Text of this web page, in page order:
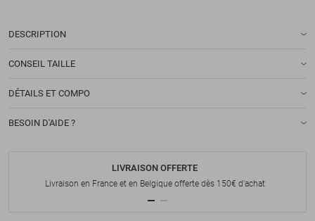
DESCRIPTION
CONSEIL TAILLE
DÉTAILS ET COMPO
BESOIN D'AIDE ?
LIVRAISON OFFERTE
Livraison en France et en Belgique offerte dès 150€ d'achat